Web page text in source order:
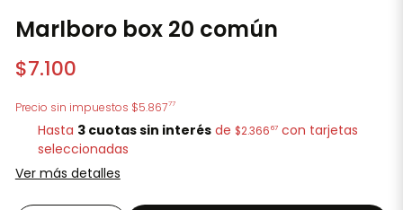
Marlboro box 20 común
$7.100
Precio sin impuestos $5.86777
Hasta 3 cuotas sin interés de $2.36667 con tarjetas
seleccionadas
Ver más detalles